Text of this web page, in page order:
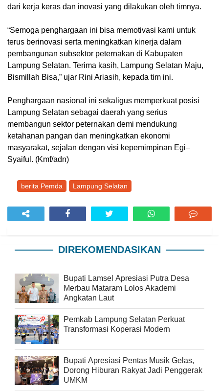
dari kerja keras dan inovasi yang dilakukan oleh timnya.
“Semoga penghargaan ini bisa memotivasi kami untuk
terus berinovasi serta meningkatkan kinerja dalam
pembangunan subsektor peternakan di Kabupaten
Lampung Selatan. Terima kasih, Lampung Selatan Maju,
Bismillah Bisa,” ujar Rini Ariasih, kepada tim ini.
Penghargaan nasional ini sekaligus memperkuat posisi
Lampung Selatan sebagai daerah yang serius
membangun sektor peternakan demi mendukung
ketahanan pangan dan meningkatkan ekonomi
masyarakat, sejalan dengan visi kepemimpinan Egi–
Syaiful. (Kmf/adn)
berita Pemda Lampung Selatan
DIREKOMENDASIKAN
Bupati Lamsel Apresiasi Putra Desa
Merbau Mataram Lolos Akademi
Angkatan Laut
Pemkab Lampung Selatan Perkuat
Transformasi Koperasi Modern
Bupati Apresiasi Pentas Musik Gelas,
Dorong Hiburan Rakyat Jadi Penggerak
UMKM